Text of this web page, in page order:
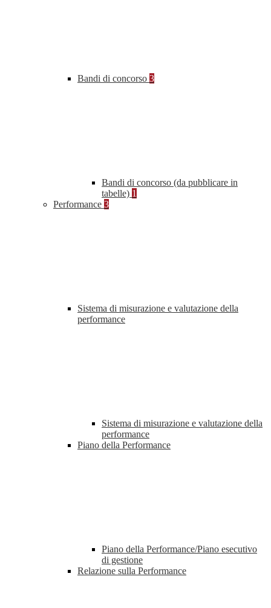
Bandi di concorso 3
Bandi di concorso (da pubblicare in
tabelle) 1
Performance 3
Sistema di misurazione e valutazione della
performance
Sistema di misurazione e valutazione della
performance
Piano della Performance
Piano della Performance/Piano esecutivo
di gestione
Relazione sulla Performance